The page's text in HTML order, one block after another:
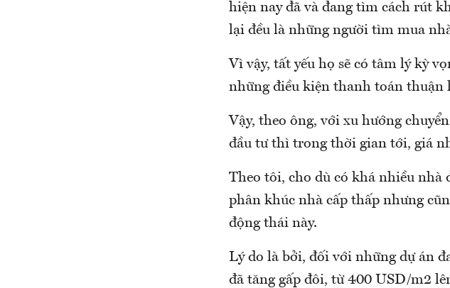
hiện nay đã và đang tìm cách rút
lại đều là những người tìm mua
Vì vậy, tất yếu họ sẽ có tâm lý kỳ
những điều kiện thanh toán thuận
Vậy, theo ông, với xu hướng
đầu tư thì trong thời gian tới, giá
Theo tôi, cho dù có khá nhiều nhà
phân khúc nhà cấp thấp nhưng
động thái này.
Lý do là bởi, đối với những dự án
đã tăng gấp đôi, từ 400 USD/m2